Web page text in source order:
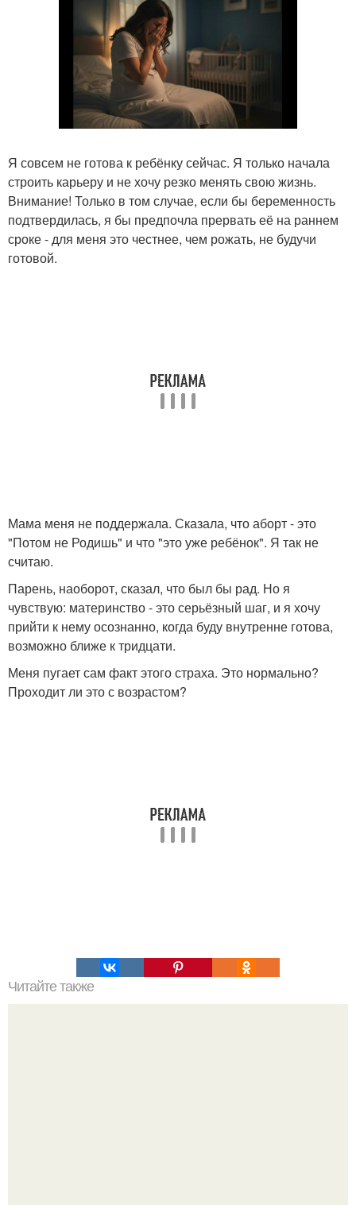
Я совсем не готова к ребёнку сейчас. Я только начала
строить карьеру и не хочу резко менять свою жизнь.
Внимание! Только в том случае, если бы беременность
подтвердилась, я бы предпочла прервать её на раннем
сроке - для меня это честнее, чем рожать, не будучи
готовой.
Мама меня не поддержала. Сказала, что аборт - это
"Потом не Родишь" и что "это уже ребёнок". Я так не
считаю.
Парень, наоборот, сказал, что был бы рад. Но я
чувствую: материнство - это серьёзный шаг, и я хочу
прийти к нему осознанно, когда буду внутренне готова,
возможно ближе к тридцати.
Меня пугает сам факт этого страха. Это нормально?
Проходит ли это с возрастом?
Читайте также